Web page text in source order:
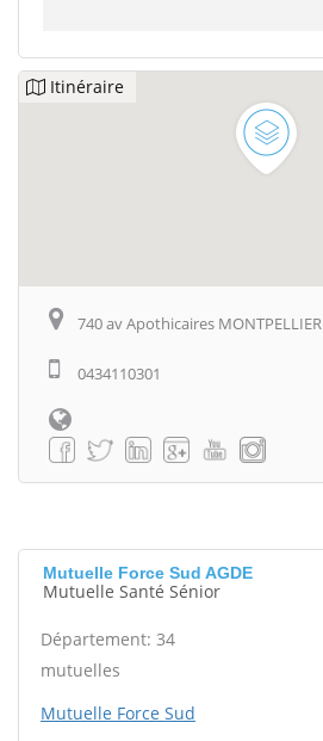
Itinéraire
740 av Apothicaires MONTPELLIER
0434110301
Mutuelle Force Sud AGDE
Mutuelle Santé Sénior
Département: 34
mutuelles
Mutuelle Force Sud